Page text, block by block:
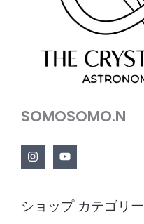
SOMOSOMO.N
ショップ カテゴリー